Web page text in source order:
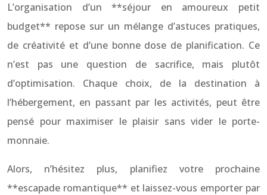
L’organisation d’un **séjour en amoureux petit
budget** repose sur un mélange d’astuces pratiques,
de créativité et d’une bonne dose de planification. Ce
n’est pas une question de sacrifice, mais plutôt
d’optimisation. Chaque choix, de la destination à
l’hébergement, en passant par les activités, peut être
pensé pour maximiser le plaisir sans vider le porte-
monnaie.
Alors, n’hésitez plus, planifiez votre prochaine
**escapade romantique** et laissez-vous emporter par